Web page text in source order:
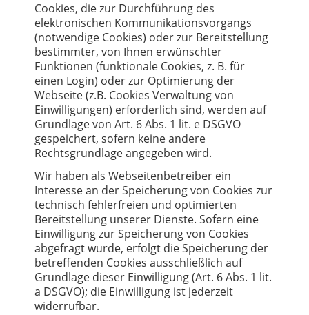
Cookies, die zur Durchführung des
elektronischen Kommunikationsvorgangs
(notwendige Cookies) oder zur Bereitstellung
bestimmter, von Ihnen erwünschter
Funktionen (funktionale Cookies, z. B. für
einen Login) oder zur Optimierung der
Webseite (z.B. Cookies Verwaltung von
Einwilligungen) erforderlich sind, werden auf
Grundlage von Art. 6 Abs. 1 lit. e DSGVO
gespeichert, sofern keine andere
Rechtsgrundlage angegeben wird.
Wir haben als Webseitenbetreiber ein
Interesse an der Speicherung von Cookies zur
technisch fehlerfreien und optimierten
Bereitstellung unserer Dienste. Sofern eine
Einwilligung zur Speicherung von Cookies
abgefragt wurde, erfolgt die Speicherung der
betreffenden Cookies ausschließlich auf
Grundlage dieser Einwilligung (Art. 6 Abs. 1 lit.
a DSGVO); die Einwilligung ist jederzeit
widerrufbar.